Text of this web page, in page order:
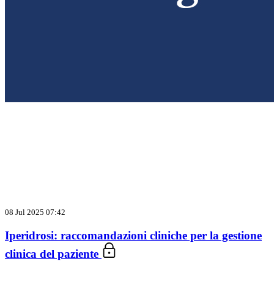
08 Jul 2025 07:42
Iperidrosi: raccomandazioni cliniche per la gestione
clinica del paziente